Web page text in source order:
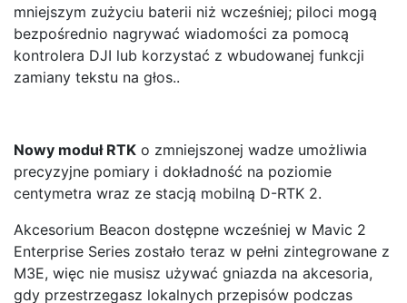
mniejszym zużyciu baterii niż wcześniej; piloci mogą
bezpośrednio nagrywać wiadomości za pomocą
kontrolera DJI lub korzystać z wbudowanej funkcji
zamiany tekstu na głos..
Nowy moduł RTK o zmniejszonej wadze umożliwia
precyzyjne pomiary i dokładność na poziomie
centymetra wraz ze stacją mobilną D-RTK 2.
Akcesorium Beacon dostępne wcześniej w Mavic 2
Enterprise Series zostało teraz w pełni zintegrowane z
M3E, więc nie musisz używać gniazda na akcesoria,
gdy przestrzegasz lokalnych przepisów podczas